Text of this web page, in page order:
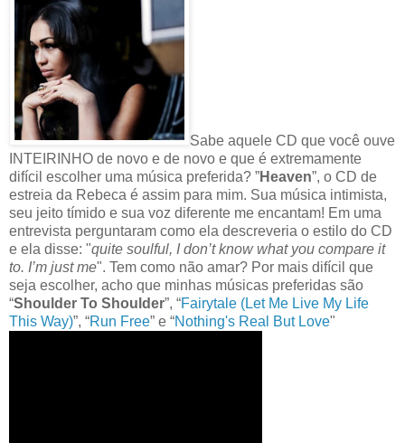
Sabe aquele CD que você ouve
INTEIRINHO de novo e de novo e que é extremamente
difícil escolher uma música preferida? ”Heaven”, o CD de
estreia da Rebeca é assim para mim. Sua música intimista,
seu jeito tímido e sua voz diferente me encantam! Em uma
entrevista perguntaram como ela descreveria o estilo do CD
e ela disse: "quite soulful, I don’t know what you compare it
to. I’m just me". Tem como não amar? Por mais difícil que
seja escolher, acho que minhas músicas preferidas são
“Shoulder To Shoulder”, “Fairytale (Let Me Live My Life
This Way)”, “Run Free” e “Nothing's Real But Love"